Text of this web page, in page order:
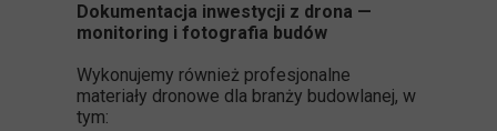
Dokumentacja inwestycji z drona —
monitoring i fotografia budów
Wykonujemy również profesjonalne
materiały dronowe dla branży budowlanej, w
tym: